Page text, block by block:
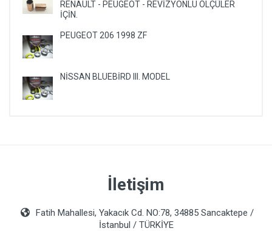
RENAULT - PEUGEOT - REVİZYONLU ÖLÇÜLER
İÇİN.
PEUGEOT 206 1998 ZF
NİSSAN BLUEBİRD III. MODEL
İletişim
Fatih Mahallesi, Yakacık Cd. NO:78, 34885 Sancaktepe /
İstanbul / TÜRKİYE